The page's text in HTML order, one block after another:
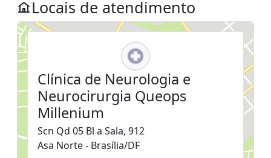
Locais de atendimento
Clínica de Neurologia e
Neurocirurgia Queops
Millenium
Scn Qd 05 Bl a Sala, 912
Asa Norte - Brasília/DF